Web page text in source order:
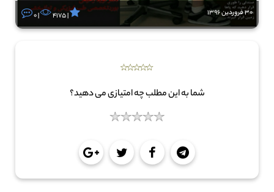
30 فروردین 1396 0 | 4175 |
شما به این مطلب چه امتیازی می دهید؟